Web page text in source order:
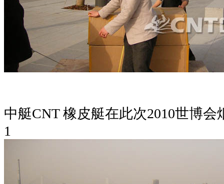
中艇CNT 橡皮艇在此次2010世博
1